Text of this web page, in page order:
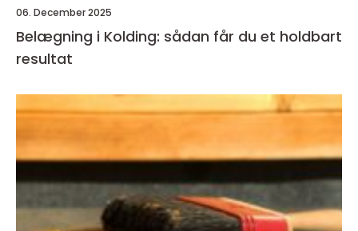
06. December 2025
Belægning i Kolding: sådan får du et holdbart
resultat